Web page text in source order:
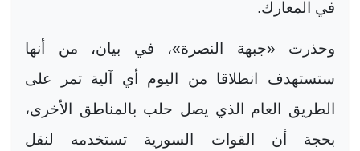
في المعارك.
وحذرت «جبهة النصرة»، في بيان، من أنها
ستستهدف انطلاقا من اليوم أي آلية تمر على
الطريق العام الذي يصل حلب بالمناطق الأخرى،
بحجة أن القوات السورية تستخدمه لنقل